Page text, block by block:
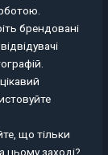
брендовані
що тільки
заході?